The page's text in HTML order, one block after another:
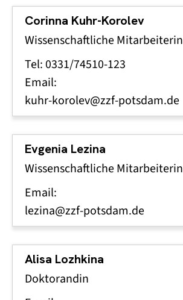
Corinna Kuhr-Korolev
Wissenschaftliche Mitarbeiterin
Tel: 0331/74510-123
Email:
kuhr-korolev@zzf-potsdam.de
Evgenia Lezina
Wissenschaftliche Mitarbeiterin
Email:
lezina@zzf-potsdam.de
Alisa Lozhkina
Doktorandin